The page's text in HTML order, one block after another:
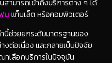
น แท็บเล็ต หรือคอมพิวเตอร์
นี้ช่วยยกระดับมาตรฐานของ
ต่อเนื่อง และกลายเป็นปัจจัย
เลือกบริการในปัจจุบัน